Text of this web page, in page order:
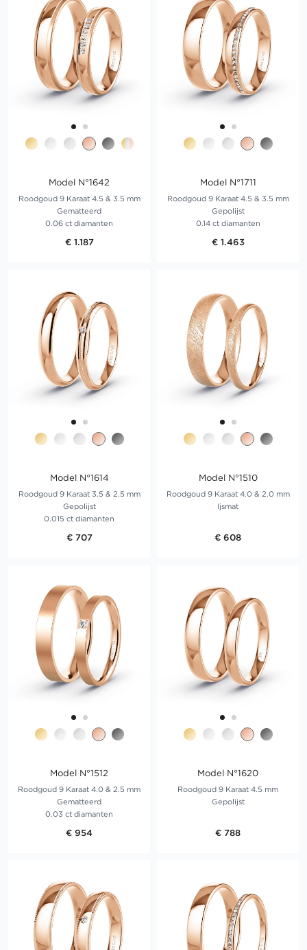
Model N°1642
Roodgoud 9 Karaat 4.5 & 3.5 mm
Gematteerd
0.06 ct diamanten
€ 1.187
Model N°1711
Roodgoud 9 Karaat 4.5 & 3.5 mm
Gepolijst
0.14 ct diamanten
€ 1.463
Model N°1614
Roodgoud 9 Karaat 3.5 & 2.5 mm
Gepolijst
0.015 ct diamanten
€ 707
Model N°1510
Roodgoud 9 Karaat 4.0 & 2.0 mm
Ijsmat
€ 608
Model N°1512
Roodgoud 9 Karaat 4.0 & 2.5 mm
Gematteerd
0.03 ct diamanten
€ 954
Model N°1620
Roodgoud 9 Karaat 4.5 mm
Gepolijst
€ 788